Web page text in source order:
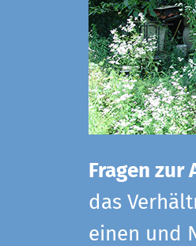
Fragen
das
einen und